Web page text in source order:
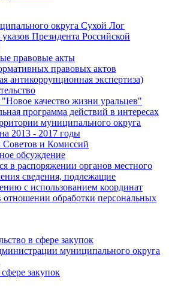
округа Сухой Лог
Президента Российской
правовые акты
правовых актов
антикоррупционная экспертиза)
качество жизни уральцев"
программа действий в интересах
муниципального округа
2013 - 2017 годы
и Комиссий
обсуждение
в распоряжении органов местного
сведения, подлежащие
с использованием координат
отношении обработки персональных
в сфере закупок
муниципального округа
закупок